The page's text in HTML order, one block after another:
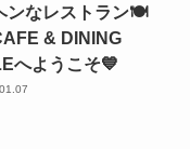
ンなレストラン🍽
& DINING
へようこそ💙